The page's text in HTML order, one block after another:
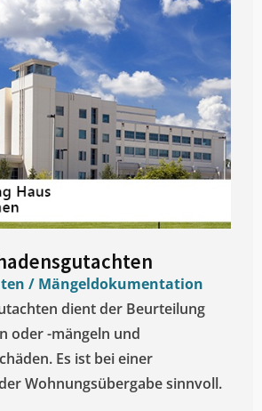
/ Mängeldokumentation
dient der Beurteilung
oder -mängeln und
Es ist bei einer
Wohnungsübergabe sinnvoll.